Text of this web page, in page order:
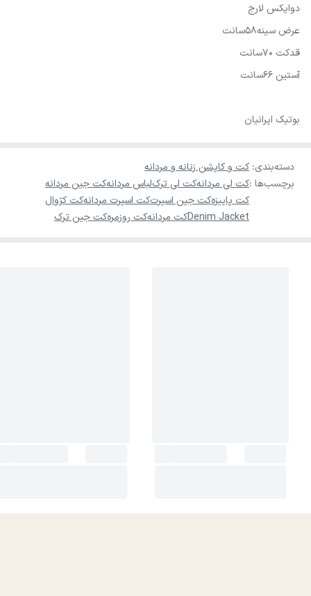
دوایکس لارج
عرض سینه58سانت
قدکت 70سانت
آستین 66سانت
بوتیک ایرانیان
دسته‌بندی: کت و کاپشن زنانه و مردانه
برچسب‌ها :کت لی مردانهکت لی ترکلباس مردانهکت جین مردانه
کت پاییزهکت جین اسپرتکت اسپرت مردانهکت کژوال
Denim Jacketکت مردانهکت روزمرهکت جین ترک